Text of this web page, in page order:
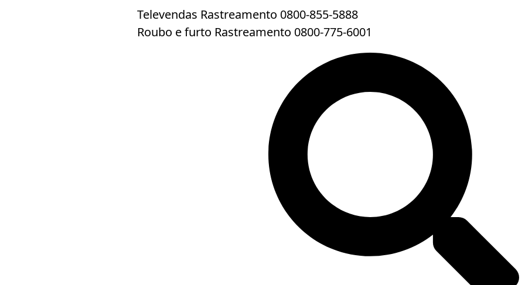
Televendas Rastreamento 0800-855-5888
Roubo e furto Rastreamento 0800-775-6001